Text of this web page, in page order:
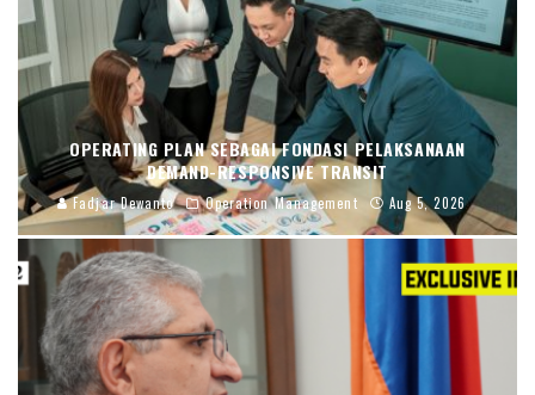
OPERATING PLAN SEBAGAI FONDASI PELAKSANAAN
DEMAND-RESPONSIVE TRANSIT
Fadjar Dewanto Operation Management Aug 5, 2026